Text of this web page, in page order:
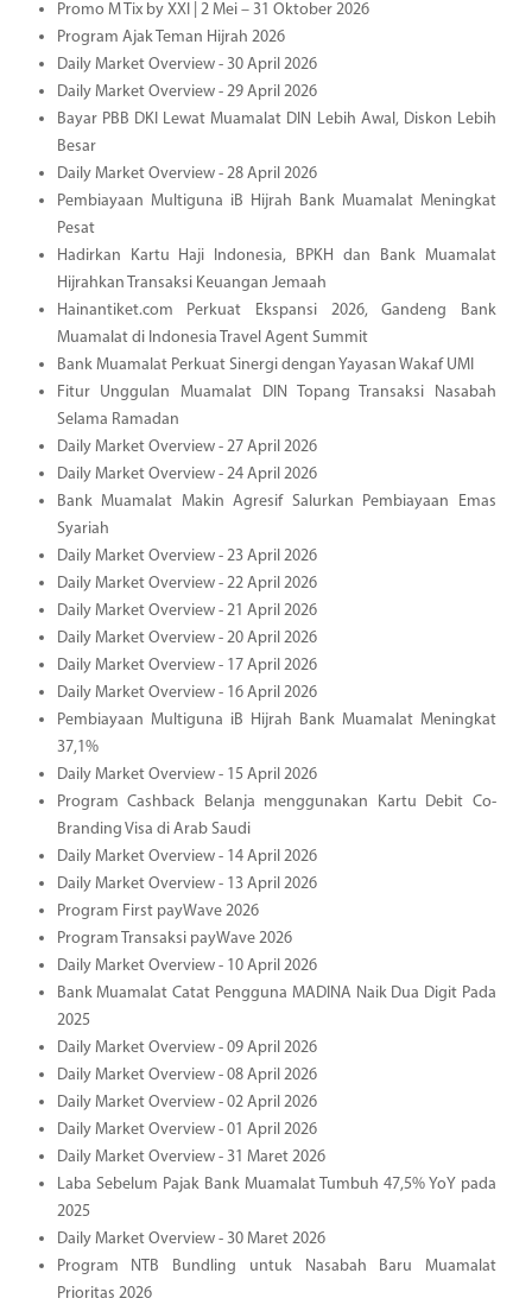
Promo M Tix by XXI | 2 Mei – 31 Oktober 2026
Program Ajak Teman Hijrah 2026
Daily Market Overview - 30 April 2026
Daily Market Overview - 29 April 2026
Bayar PBB DKI Lewat Muamalat DIN Lebih Awal, Diskon Lebih
Besar
Daily Market Overview - 28 April 2026
Pembiayaan Multiguna iB Hijrah Bank Muamalat Meningkat
Pesat
Hadirkan Kartu Haji Indonesia, BPKH dan Bank Muamalat
Hijrahkan Transaksi Keuangan Jemaah
Hainantiket.com Perkuat Ekspansi 2026, Gandeng Bank
Muamalat di Indonesia Travel Agent Summit
Bank Muamalat Perkuat Sinergi dengan Yayasan Wakaf UMI
Fitur Unggulan Muamalat DIN Topang Transaksi Nasabah
Selama Ramadan
Daily Market Overview - 27 April 2026
Daily Market Overview - 24 April 2026
Bank Muamalat Makin Agresif Salurkan Pembiayaan Emas
Syariah
Daily Market Overview - 23 April 2026
Daily Market Overview - 22 April 2026
Daily Market Overview - 21 April 2026
Daily Market Overview - 20 April 2026
Daily Market Overview - 17 April 2026
Daily Market Overview - 16 April 2026
Pembiayaan Multiguna iB Hijrah Bank Muamalat Meningkat
37,1%
Daily Market Overview - 15 April 2026
Program Cashback Belanja menggunakan Kartu Debit Co-
Branding Visa di Arab Saudi
Daily Market Overview - 14 April 2026
Daily Market Overview - 13 April 2026
Program First payWave 2026
Program Transaksi payWave 2026
Daily Market Overview - 10 April 2026
Bank Muamalat Catat Pengguna MADINA Naik Dua Digit Pada
2025
Daily Market Overview - 09 April 2026
Daily Market Overview - 08 April 2026
Daily Market Overview - 02 April 2026
Daily Market Overview - 01 April 2026
Daily Market Overview - 31 Maret 2026
Laba Sebelum Pajak Bank Muamalat Tumbuh 47,5% YoY pada
2025
Daily Market Overview - 30 Maret 2026
Program NTB Bundling untuk Nasabah Baru Muamalat
Prioritas 2026